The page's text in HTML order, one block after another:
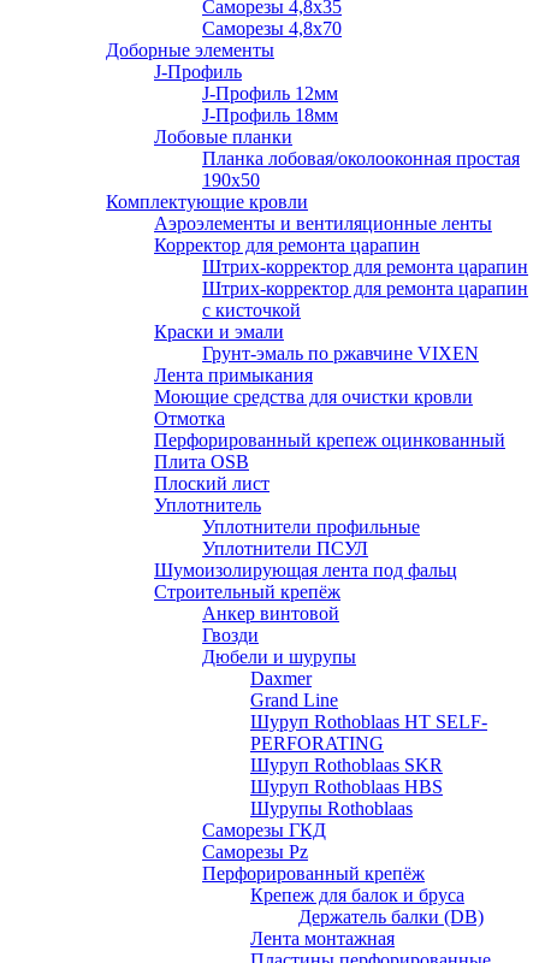
Сaморезы 4,8х35
Сaморезы 4,8х70
Доборные элементы
J-Профиль
J-Профиль 12мм
J-Профиль 18мм
Лобовые планки
Планка лобовая/околооконная простая
190х50
Комплектующие кровли
Аэроэлементы и вентиляционные ленты
Корректор для ремонта царапин
Штрих-корректор для ремонта царапин
Штрих-корректор для ремонта царапин
с кисточкой
Краски и эмали
Грунт-эмаль по ржавчине VIXEN
Лента примыкания
Моющие средства для очистки кровли
Отмотка
Перфорированный крепеж оцинкованный
Плита OSB
Плоский лист
Уплотнитель
Уплотнители профильные
Уплотнители ПСУЛ
Шумоизолирующая лента под фальц
Строительный крепёж
Анкер винтовой
Гвозди
Дюбели и шурупы
Daxmer
Grand Line
Шуруп Rothoblaas HT SELF-
PERFORATING
Шуруп Rothoblaas SKR
Шуруп Rothoblaas НВS
Шурупы Rothoblaas
Саморeзы ГКД
Саморезы Pz
Перфорированный крепёж
Крепеж для балок и бруса
Держатель балки (DB)
Лента монтажнaя